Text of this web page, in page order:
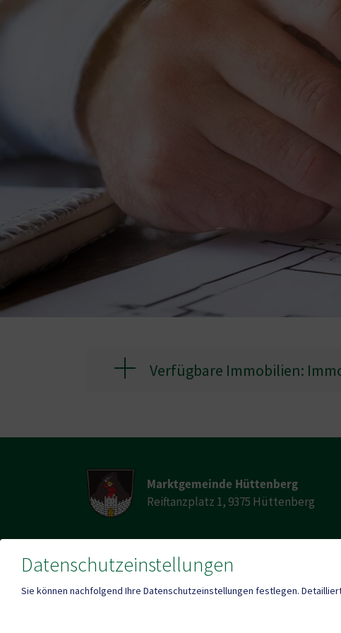
Verfügbare Immobilien:
Marktgemeinde Hüttenberg
Reiftanzplatz 1, 9375 Hüttenberg
Telefon
Datenschutzeinstellungen
Sie können nachfolgend Ihre Datenschutzeinstellungen festlegen.